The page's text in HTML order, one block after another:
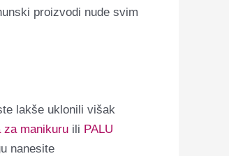
proizvodi nude svim
lakše uklonili višak
za manikuru ili PALU
nanesite